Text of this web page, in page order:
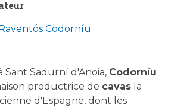
Codorníu
Sant Sadurní d'Anoia, Codorníu
productrice de cavasla
d'Espagne, dont les